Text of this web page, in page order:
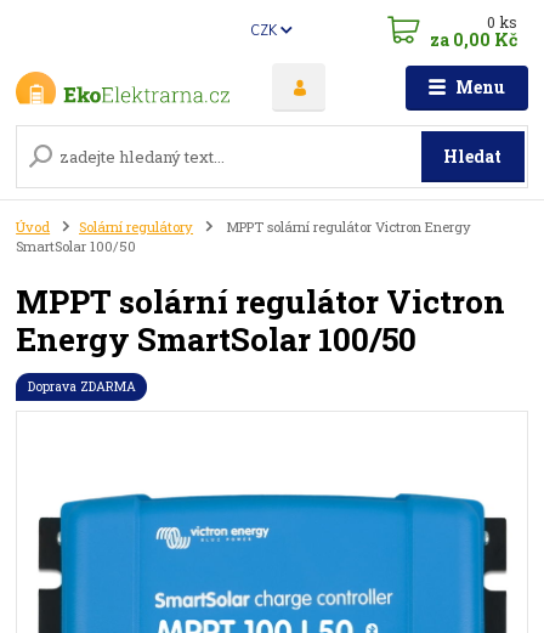
Menu
CZK
Hledat
0ks
za 0,00 Kč
Úvod Solární regulátory
MPPT solární regulátor Victron Energy
SmartSolar 100/50
MPPT solární regulátor Victron
Energy SmartSolar 100/50
Doprava ZDARMA